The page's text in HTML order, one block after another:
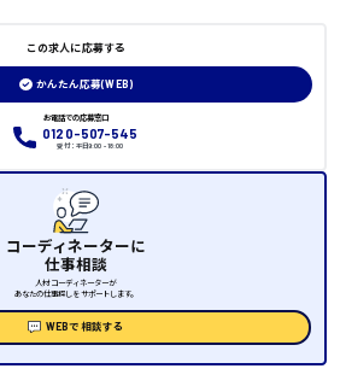
この求人に応募する
かんたん応募(WEB)
お電話での応募窓口
0120-507-545
受付：平日9:00 - 18:00
コーディネーターに
仕事相談
人材コーディネーターが
あなたの仕事探しをサポートします。
WEBで相談する